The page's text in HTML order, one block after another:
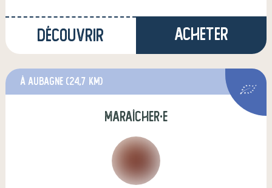
Découvrir Acheter
à Aubagne (24,7 km)
maraîcher·e